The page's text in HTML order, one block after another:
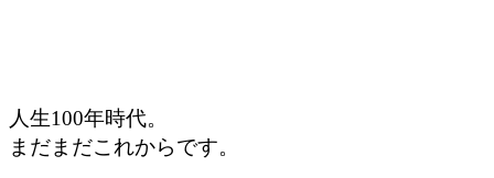
人生100年時代。
まだまだこれからです。